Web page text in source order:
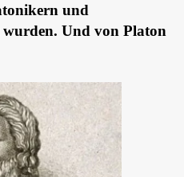
und
Und von Platon